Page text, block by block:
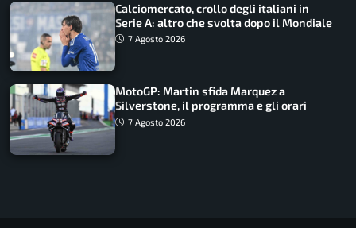
Calciomercato, crollo degli italiani in
Serie A: altro che svolta dopo il Mondiale
7 Agosto 2026
MotoGP: Martin sfida Marquez a
Silverstone, il programma e gli orari
7 Agosto 2026